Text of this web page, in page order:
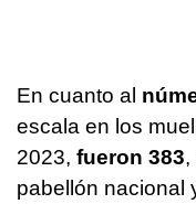
En cuanto al
escala en los
2023, fueron 383,
pabellón nacional